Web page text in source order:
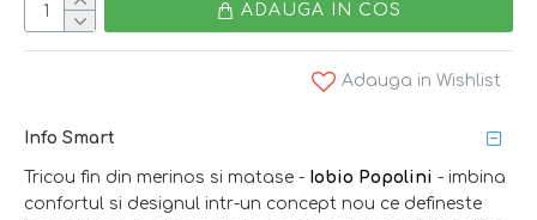
ADAUGA IN COS
Adauga in Wishlist
Info Smart
Tricou fin din merinos si matase - Iobio Popolini - imbina
confortul si designul intr-un concept nou ce defineste